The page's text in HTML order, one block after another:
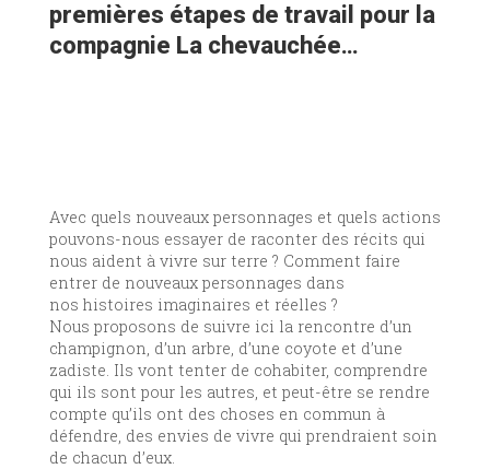
premières étapes de travail pour la
compagnie La chevauchée…
Avec quels nouveaux personnages et quels actions
pouvons-nous essayer de raconter des récits qui
nous aident à vivre sur terre ? Comment faire
entrer de nouveaux personnages dans
nos histoires imaginaires et réelles ?
Nous proposons de suivre ici la rencontre d’un
champignon, d’un arbre, d’une coyote et d’une
zadiste. Ils vont tenter de cohabiter, comprendre
qui ils sont pour les autres, et peut-être se rendre
compte qu’ils ont des choses en commun à
défendre, des envies de vivre qui prendraient soin
de chacun d’eux.